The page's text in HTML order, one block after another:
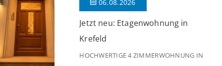
06.08.2026
Jetzt neu: Etagenwohnung in
Krefeld
HOCHWERTIGE 4 ZIMMERWOHNUNG IN